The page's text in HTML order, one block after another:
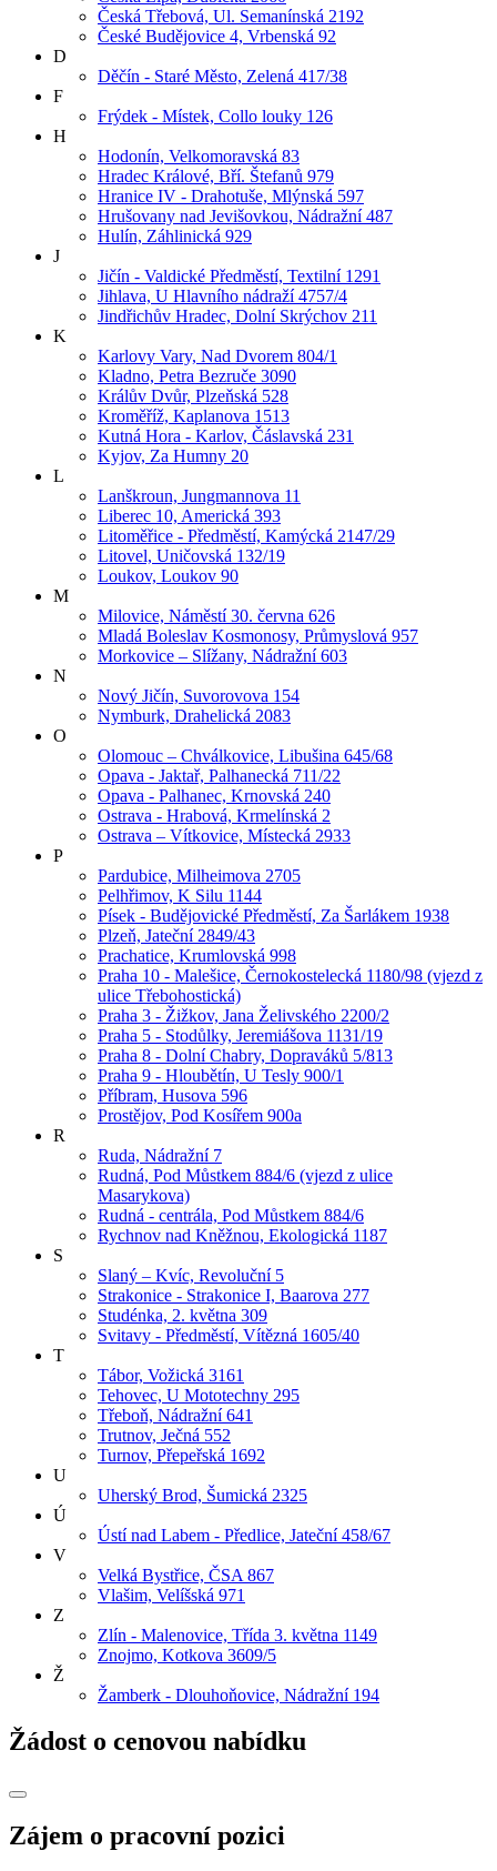
Česká Třebová, Ul. Semanínská 2192
České Budějovice 4, Vrbenská 92
D
Děčín - Staré Město, Zelená 417/38
F
Frýdek - Místek, Collo louky 126
H
Hodonín, Velkomoravská 83
Hradec Králové, Bří. Štefanů 979
Hranice IV - Drahotuše, Mlýnská 597
Hrušovany nad Jevišovkou, Nádražní 487
Hulín, Záhlinická 929
J
Jičín - Valdické Předměstí, Textilní 1291
Jihlava, U Hlavního nádraží 4757/4
Jindřichův Hradec, Dolní Skrýchov 211
K
Karlovy Vary, Nad Dvorem 804/1
Kladno, Petra Bezruče 3090
Králův Dvůr, Plzeňská 528
Kroměříž, Kaplanova 1513
Kutná Hora - Karlov, Čáslavská 231
Kyjov, Za Humny 20
L
Lanškroun, Jungmannova 11
Liberec 10, Americká 393
Litoměřice - Předměstí, Kamýcká 2147/29
Litovel, Uničovská 132/19
Loukov, Loukov 90
M
Milovice, Náměstí 30. června 626
Mladá Boleslav Kosmonosy, Průmyslová 957
Morkovice – Slížany, Nádražní 603
N
Nový Jičín, Suvorovova 154
Nymburk, Drahelická 2083
O
Olomouc – Chválkovice, Libušina 645/68
Opava - Jaktař, Palhanecká 711/22
Opava - Palhanec, Krnovská 240
Ostrava - Hrabová, Krmelínská 2
Ostrava – Vítkovice, Místecká 2933
P
Pardubice, Milheimova 2705
Pelhřimov, K Silu 1144
Písek - Budějovické Předměstí, Za Šarlákem 1938
Plzeň, Jateční 2849/43
Prachatice, Krumlovská 998
Praha 10 - Malešice, Černokostelecká 1180/98 (vjezd z
ulice Třebohostická)
Praha 3 - Žižkov, Jana Želivského 2200/2
Praha 5 - Stodůlky, Jeremiášova 1131/19
Praha 8 - Dolní Chabry, Dopraváků 5/813
Praha 9 - Hloubětín, U Tesly 900/1
Příbram, Husova 596
Prostějov, Pod Kosířem 900a
R
Ruda, Nádražní 7
Rudná, Pod Můstkem 884/6 (vjezd z ulice
Masarykova)
Rudná - centrála, Pod Můstkem 884/6
Rychnov nad Kněžnou, Ekologická 1187
S
Slaný – Kvíc, Revoluční 5
Strakonice - Strakonice I, Baarova 277
Studénka, 2. května 309
Svitavy - Předměstí, Vítězná 1605/40
T
Tábor, Vožická 3161
Tehovec, U Mototechny 295
Třeboň, Nádražní 641
Trutnov, Ječná 552
Turnov, Přepeřská 1692
U
Uherský Brod, Šumická 2325
Ú
Ústí nad Labem - Předlice, Jateční 458/67
V
Velká Bystřice, ČSA 867
Vlašim, Velíšská 971
Z
Zlín - Malenovice, Třída 3. května 1149
Znojmo, Kotkova 3609/5
Ž
Žamberk - Dlouhoňovice, Nádražní 194
Žádost o cenovou nabídku
Zájem o pracovní pozici